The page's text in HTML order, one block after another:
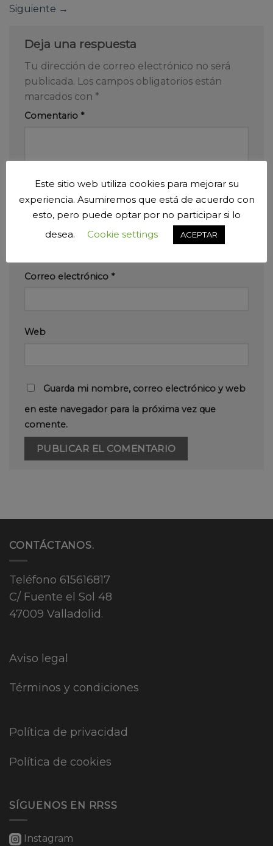
Siguiente →
Deja una respuesta
Tu dirección de correo electrónico no será
publicada. Los campos obligatorios están
marcados con *
Comentario *
Nombre*
Correo electrónico *
Web
Guarda mi nombre, correo electrónico y web
en este navegador para la próxima vez que
comente.
CONTÁCTANOS.
Teléfono 615616817
C/ Fuente el Sol 48
47009 Valladolid.
Aviso legal
Términos y condiciones
Política de privacidad
Política de cookies
SÍGUENOS EN RRSS
Instagram
Este sitio web utiliza cookies para mejorar su
experiencia. Asumiremos que está de acuerdo con
esto, pero puede optar por no participar si lo
desea.
Cookie settings ACEPTAR